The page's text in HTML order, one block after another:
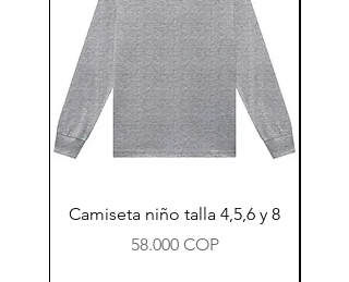
Camiseta niño talla 4,5,6 y 8
Precio
58.000 COP